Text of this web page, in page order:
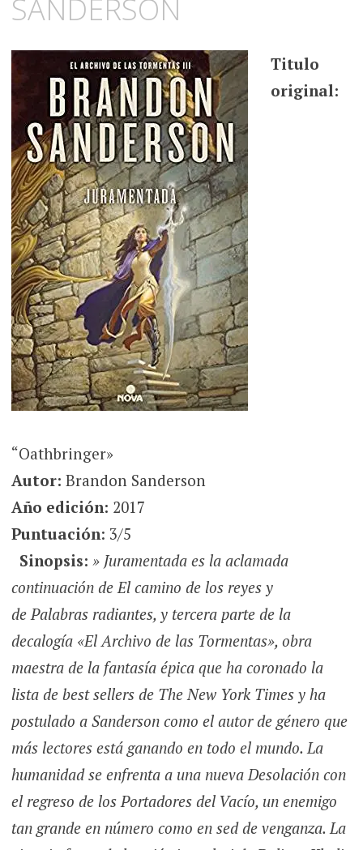
SANDERSON
Titulo
original:
“Oathbringer»
Autor: Brandon Sanderson
Año edición: 2017
Puntuación: 3/5
Sinopsis: » Juramentada es la aclamada
continuación deEl camino de los reyesy
dePalabras radiantes, y tercera parte de la
decalogía «El Archivo de las Tormentas», obra
maestra de la fantasía épica que ha coronado la
lista de best sellers de The New York Times y ha
postulado a Sanderson como el autor de género que
más lectores está ganando en todo el mundo. La
humanidad se enfrenta a una nueva Desolación con
el regreso de los Portadores del Vacío, un enemigo
tan grande en número como en sed de venganza. La